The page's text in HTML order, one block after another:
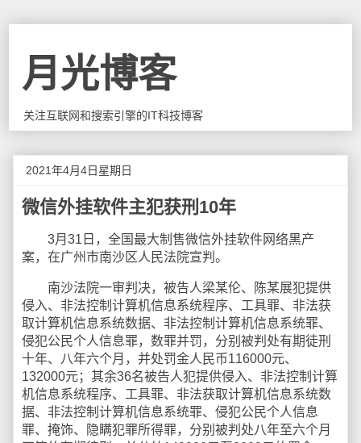
月光博客
关注互联网和搜索引擎的IT科技博客
2021年4月4日星期日
微信外挂软件主犯获刑10年
3月31日，全国最大制售微信外挂软件网络黑产
案，在广州市南沙区人民法院宣判。
南沙法院一审判决，被告人梁某伦、陈某展犯提供
侵入、非法控制计算机信息系统程序、工具罪、非法获
取计算机信息系统数据、非法控制计算机信息系统罪、
侵犯公民个人信息罪，数罪并罚，分别被判处有期徒刑
十年、八年六个月，并处罚金人民币116000元、
132000元；其余36名被告人犯提供侵入、非法控制计算
机信息系统程序、工具罪、非法获取计算机信息系统数
据、非法控制计算机信息系统罪、侵犯公民个人信息
罪、掩饰、隐瞒犯罪所得罪，分别被判处八年至六个月